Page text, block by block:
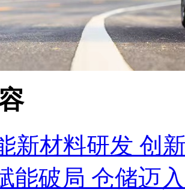
新材料研发 创
能破局 仓储迈